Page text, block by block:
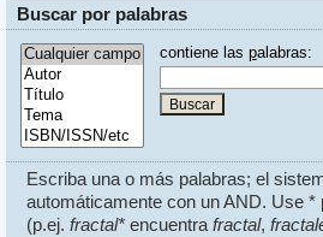
Buscar por palabras
contiene las palabras:
Escriba una o más palabras; el
automáticamente con un AND. Use
(p.ej. fractal*encuentra fractal,